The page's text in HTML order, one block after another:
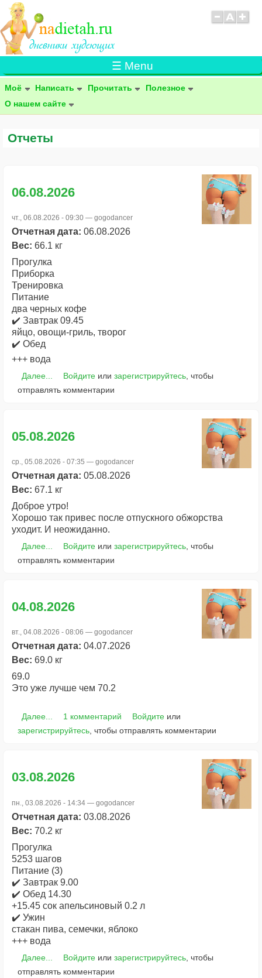
☰ Menu
Моё Написать Прочитать
Полезное
О нашем сайте
Отчеты
06.08.2026
чт., 06.08.2026 - 09:30 — gogodancer
Отчетная дата: 06.08.2026
Вес: 66.1 кг
Прогулка
Приборка
Тренировка
Питание
два черных кофе
✔️ Завтрак 09.45
яйцо, овощи-гриль, творог
✔️ Обед
+++ вода
Далее... Войдитеили зарегистрируйтесь, чтобы
отправлять комментарии
05.08.2026
ср., 05.08.2026 - 07:35 — gogodancer
Отчетная дата: 05.08.2026
Вес: 67.1 кг
Доброе утро!
Хорошо так привес после отпускного обжорства
уходит. И неожиданно.
Далее... Войдитеили зарегистрируйтесь, чтобы
отправлять комментарии
04.08.2026
вт., 04.08.2026 - 08:06 — gogodancer
Отчетная дата: 04.07.2026
Вес: 69.0 кг
69.0
Это уже лучше чем 70.2
Далее... 1 комментарий Войдитеили
зарегистрируйтесь, чтобы отправлять комментарии
03.08.2026
пн., 03.08.2026 - 14:34 — gogodancer
Отчетная дата: 03.08.2026
Вес: 70.2 кг
Прогулка
5253 шагов
Питание (3)
✔️ Завтрак 9.00
✔️ Обед 14.30
+15.45 сок апельсиновый 0.2 л
✔️ Ужин
стакан пива, семечки, яблоко
+++ вода
Далее... Войдитеили зарегистрируйтесь, чтобы
отправлять комментарии